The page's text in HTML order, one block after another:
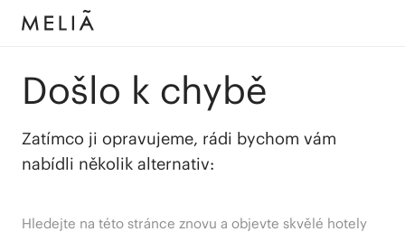
Došlo k chybě
Zatímco ji opravujeme, rádi bychom vám
nabídli několik alternativ:
Hledejte na této stránce znovu a objevte skvělé hotely